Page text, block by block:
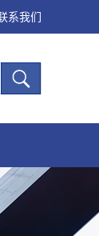
系我们